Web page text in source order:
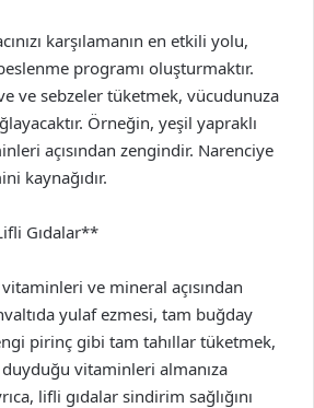
karşılamanın en etkili yolu,
programı oluşturmaktır.
ve sebzeler tüketmek, vücudunuza
Örneğin, yeşil yapraklı
açısından zengindir. Narenciye
kaynağıdır.
Gıdalar**
ve mineral açısından
yulaf ezmesi, tam buğday
pirinç gibi tam tahıllar tüketmek,
vitaminleri almanıza
lifli gıdalar sindirim sağlığını